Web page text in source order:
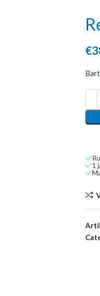
€
1